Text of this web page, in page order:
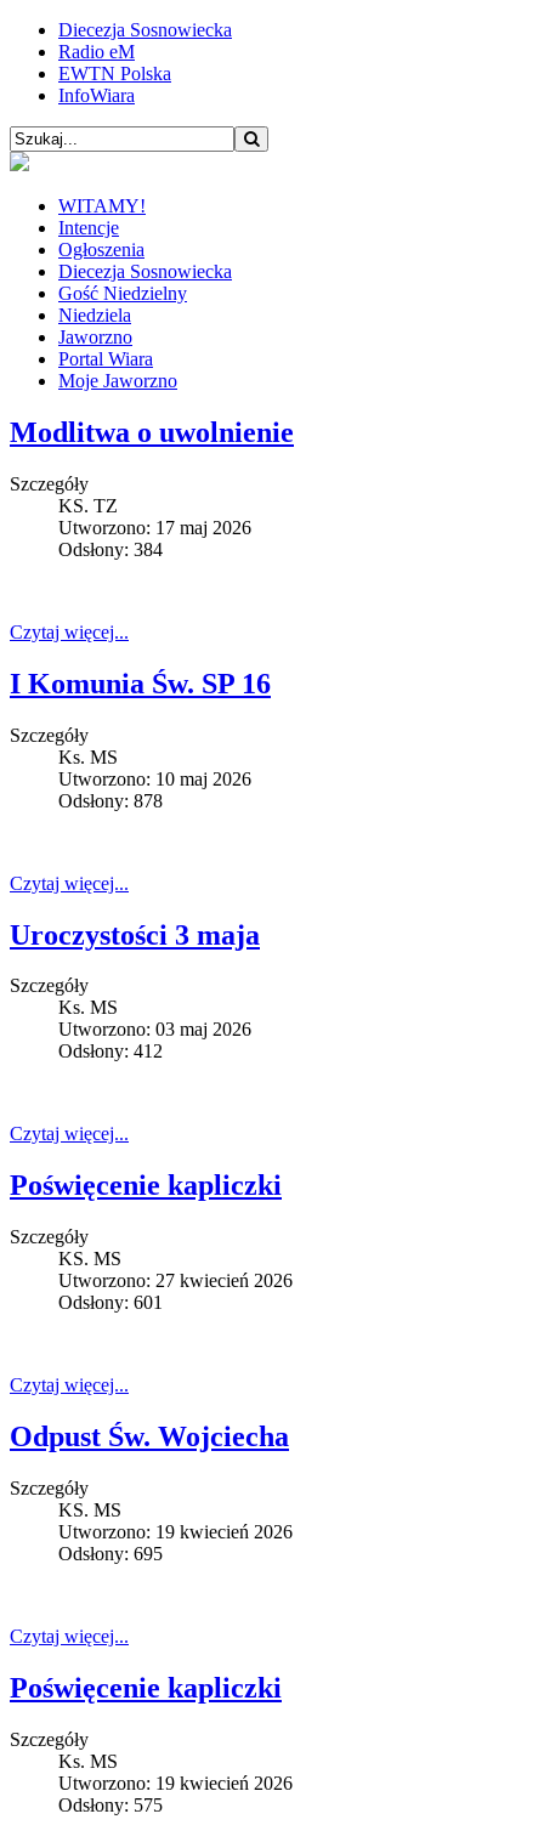
Diecezja Sosnowiecka
Radio eM
EWTN Polska
InfoWiara
WITAMY!
Intencje
Ogłoszenia
Diecezja Sosnowiecka
Gość Niedzielny
Niedziela
Jaworzno
Portal Wiara
Moje Jaworzno
Modlitwa o uwolnienie
Szczegóły
KS. TZ
Utworzono: 17 maj 2026
Odsłony: 384
Czytaj więcej...
I Komunia Św. SP 16
Szczegóły
Ks. MS
Utworzono: 10 maj 2026
Odsłony: 878
Czytaj więcej...
Uroczystości 3 maja
Szczegóły
Ks. MS
Utworzono: 03 maj 2026
Odsłony: 412
Czytaj więcej...
Poświęcenie kapliczki
Szczegóły
KS. MS
Utworzono: 27 kwiecień 2026
Odsłony: 601
Czytaj więcej...
Odpust Św. Wojciecha
Szczegóły
KS. MS
Utworzono: 19 kwiecień 2026
Odsłony: 695
Czytaj więcej...
Poświęcenie kapliczki
Szczegóły
Ks. MS
Utworzono: 19 kwiecień 2026
Odsłony: 575